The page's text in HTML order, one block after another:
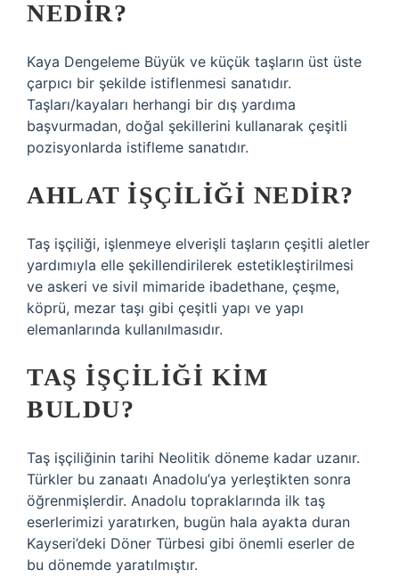
NEDIR?
Kaya Dengeleme Büyük ve küçük taşların üst üste
çarpıcı bir şekilde istiflenmesi sanatıdır.
Taşları/kayaları herhangi bir dış yardıma
başvurmadan, doğal şekillerini kullanarak çeşitli
pozisyonlarda istifleme sanatıdır.
AHLAT IŞÇILIĞI NEDIR?
Taş işçiliği, işlenmeye elverişli taşların çeşitli aletler
yardımıyla elle şekillendirilerek estetikleştirilmesi
ve askeri ve sivil mimaride ibadethane, çeşme,
köprü, mezar taşı gibi çeşitli yapı ve yapı
elemanlarında kullanılmasıdır.
TAŞ IŞÇILIĞI KIM
BULDU?
Taş işçiliğinin tarihi Neolitik döneme kadar uzanır.
Türkler bu zanaatı Anadolu’ya yerleştikten sonra
öğrenmişlerdir. Anadolu topraklarında ilk taş
eserlerimizi yaratırken, bugün hala ayakta duran
Kayseri’deki Döner Türbesi gibi önemli eserler de
bu dönemde yaratılmıştır.